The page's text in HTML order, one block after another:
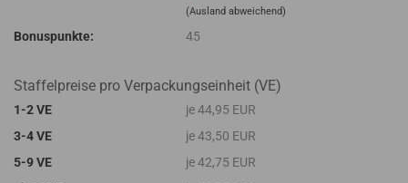
(Ausland abweichend)
Bonuspunkte: 45
Staffelpreise pro Verpackungseinheit (VE)
1-2 VE
je 44,95 EUR
3-4 VE
je 43,50 EUR
5-9 VE
je 42,75 EUR